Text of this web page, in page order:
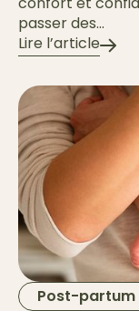
passer des...
Lire l’article
Post-partum